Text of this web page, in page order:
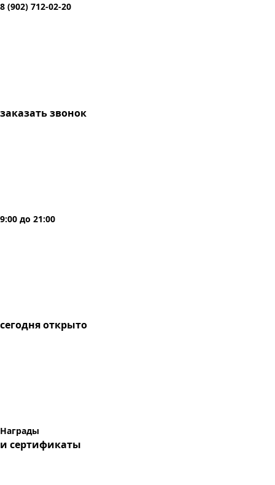
8 (902) 712-02-20
заказать звонок
9:00 до 21:00
сегодняоткрыто
Награды
и сертификаты